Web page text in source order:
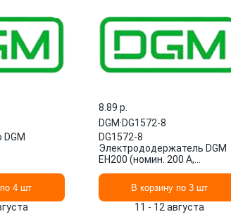
4 шт
8.89 p.
DGM·DG1572-8
DG1572-8
Электрододержатель DGM
EH200 (номин. 200 А,
В корзину по 3 шт
11 - 12 августа